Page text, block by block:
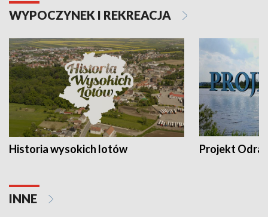
WYPOCZYNEK I REKREACJA
Historia wysokich lotów Projekt Odra
INNE